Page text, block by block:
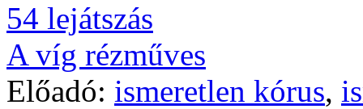
54 lejátszás
A víg rézműves
Előadó: ismeretlen kórus,